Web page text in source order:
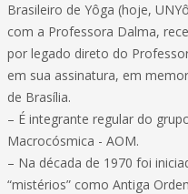
Brasileiro de Yôga (hoje,
com a Professora Dalma,
por legado direto do
em sua assinatura, em
de Brasília.
– É integrante regular do
Macrocósmica - AOM.
– Na década de 1970 foi
“mistérios” como Antiga